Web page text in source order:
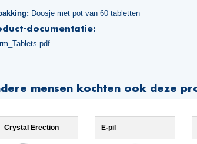
Doosje met pot van 60 tabletten
documentatie:
mensen kochten ook deze
Crystal Erection E-pil